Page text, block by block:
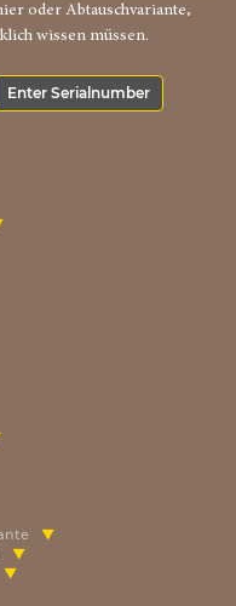
oder Abtauschvariante,
wissen müssen.
Enter Serialnumber